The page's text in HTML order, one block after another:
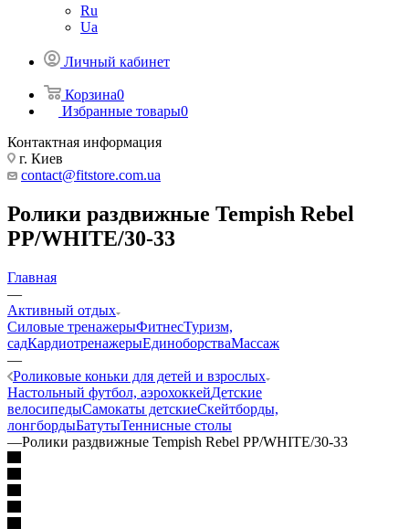
Ru
Ua
Личный кабинет
Корзина0
Избранные товары0
Контактная информация
г. Киев
contact@fitstore.com.ua
Ролики раздвижные Tempish Rebel
PP/WHITE/30-33
Главная
—
Активный отдых
Силовые тренажерыФитнесТуризм,
садКардиотренажерыЕдиноборстваМассаж
—
Роликовые коньки для детей и взрослых
Настольный футбол, аэрохоккейДетские
велосипедыСамокаты детскиеСкейтборды,
лонгбордыБатутыТеннисные столы
—Ролики раздвижные Tempish Rebel PP/WHITE/30-33